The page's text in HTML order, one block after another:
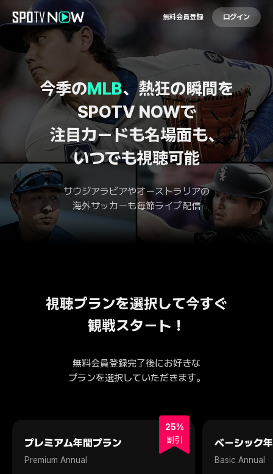
無料会員登録 ログイン
今季のMLB、熱狂の瞬間を
SPOTV NOWで
注目カードも名場面も、
いつでも視聴可能
サウジアラビアやオーストラリアの
海外サッカーも毎節ライブ配信
視聴プランを選択して今すぐ
観戦スタート！
無料会員登録完了後にお好きな
プランを選択していただきます。
25%
割引
プレミアム年間プラン
Premium Annual
ベーシック
Basic Annual